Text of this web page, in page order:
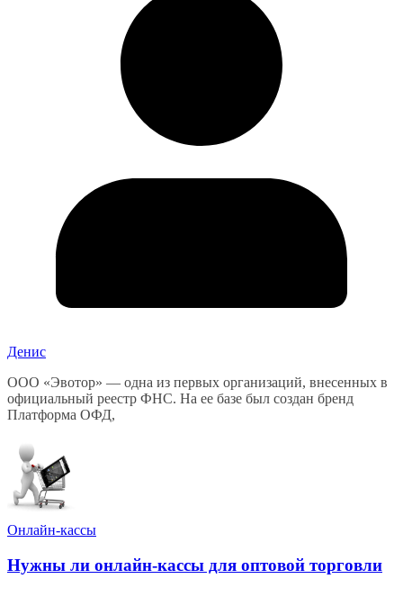
Денис
ООО «Эвотор» — одна из первых организаций, внесенных в
официальный реестр ФНС. На ее базе был создан бренд
Платформа ОФД,
Онлайн-кассы
Нужны ли онлайн-кассы для оптовой торговли